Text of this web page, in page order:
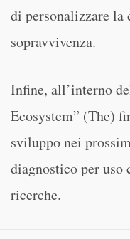
di personalizzare
sopravvivenza.
Infine, all’interno
Ecosystem” (The)
sviluppo nei
diagnostico per uso
ricerche.